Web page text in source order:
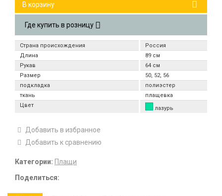
В корзину
Где купить в розницу
Страна происхождения
Россия
Длина
89 см
Рукав
64 см
Размер
50, 52, 56
подкладка
полиэстер
ткань
плащевка
Цвет
лазурь
Добавить в избранное
Добавить к сравнению
Категории: Плащи
Поделиться: